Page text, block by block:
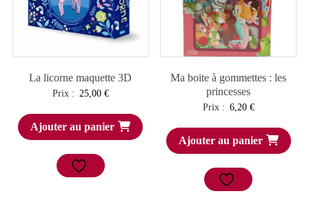
La licorne maquette 3D
Prix : 25,00 €
Ajouter au panier
Ma boite à gommettes : les
princesses
Prix : 6,20 €
Ajouter au panier